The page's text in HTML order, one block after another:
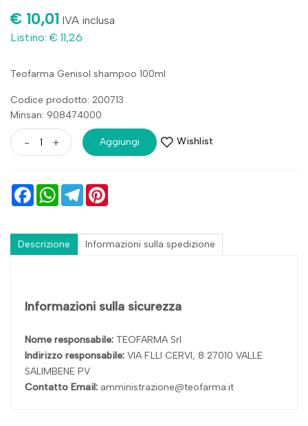
€ 10,01 IVA inclusa
Listino: € 11,26
Teofarma Genisol shampoo 100ml
Codice prodotto: 200713
Minsan: 908474000
- + Aggiungi Wishlist
FacebookWhatsAppTelegram
Descrizione Informazioni sulla spedizione
Informazioni sulla sicurezza
Nome responsabile: TEOFARMA Srl
Indirizzo responsabile: VIA F.LLI CERVI, 8 27010 VALLE
SALIMBENE PV
Contatto Email: amministrazione@teofarma.it